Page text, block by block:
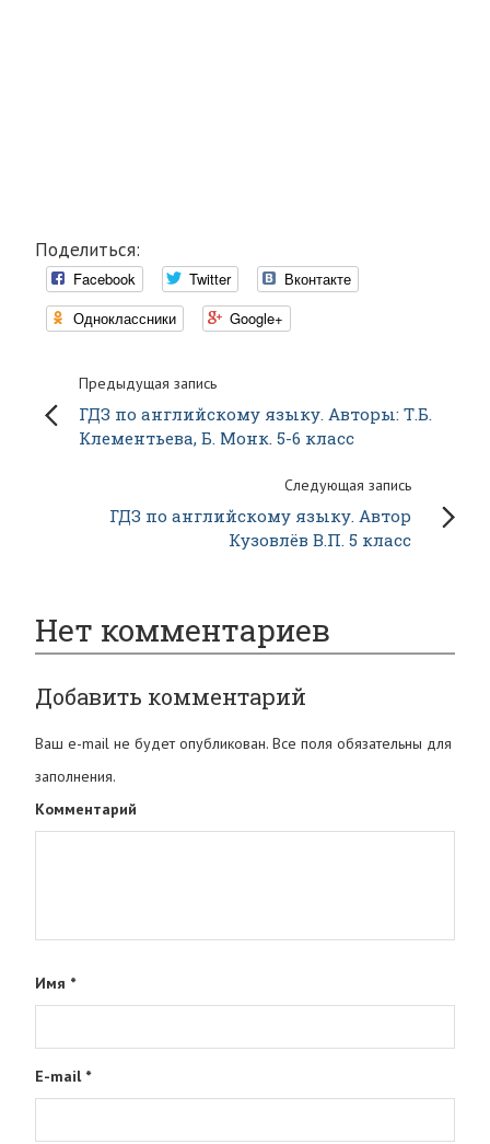
Поделиться:
Facebook Twitter
Вконтакте
Одноклассники
Google+
Предыдущая запись
ГДЗ по английскому языку. Авторы: Т.Б.
Клементьева, Б. Монк. 5-6 класс
Следующая запись
ГДЗ по английскому языку. Автор
Кузовлёв В.П. 5 класс
Нет комментариев
Добавить комментарий
Ваш e-mail не будет опубликован. Все поля обязательны для
заполнения.
Комментарий
Имя *
E-mail *